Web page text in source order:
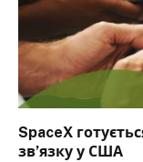
SpaceX
зв’язку у США